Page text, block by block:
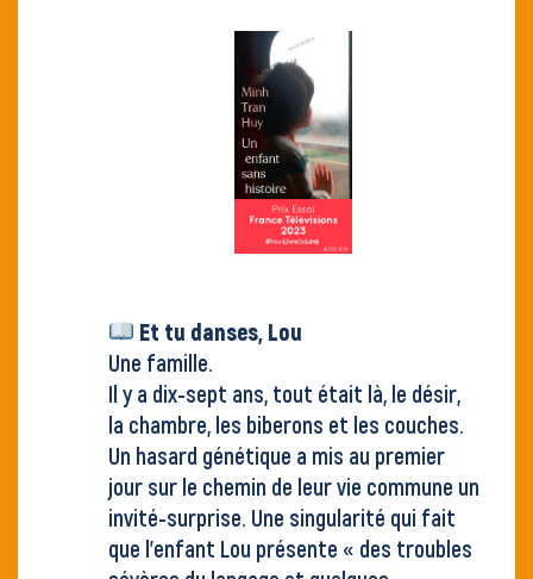
Et tu danses, Lou
Une famille.
Il y a dix-sept ans, tout était là, le désir,
la chambre, les biberons et les couches.
Un hasard génétique a mis au premier
jour sur le chemin de leur vie commune un
invité-surprise. Une singularité qui fait
que l’enfant Lou présente « des troubles